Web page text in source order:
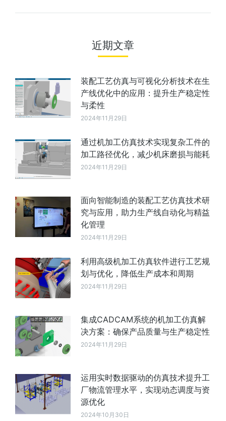
近期文章
装配工艺仿真与可视化分析技术在生
产线优化中的应用：提升生产稳定性
与柔性
2024年11月29日
通过机加工仿真技术实现复杂工件的
加工路径优化，减少机床磨损与能耗
2024年11月29日
面向智能制造的装配工艺仿真技术研
究与应用，助力生产线自动化与精益
化管理
2024年11月29日
利用高级机加工仿真软件进行工艺规
划与优化，降低生产成本和周期
2024年11月29日
集成CADCAM系统的机加工仿真解
决方案：确保产品质量与生产稳定性
2024年11月29日
运用实时数据驱动的仿真技术提升工
厂物流管理水平，实现动态调度与资
源优化
2024年10月30日